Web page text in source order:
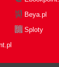
Beya.pl
Sploty